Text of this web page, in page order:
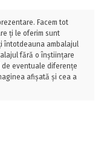
Facem tot
ți le oferim sunt
întotdeauna ambalajul
fără o înștiințare
eventuale diferențe
afișată și cea a